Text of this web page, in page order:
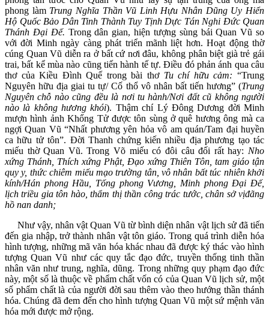
phong làm Trung Nghĩa Thần Vũ Linh Hựu Nhân Dũng Uy Hiển
Hộ Quốc Bảo Dân Tinh Thành Tuy Tịnh Dực Tán Nghi Đức Quan
Thánh Đại Đế. Trong dân gian, hiện tượng sùng bái Quan Vũ so
với đời Minh ngày càng phát triển mãnh liệt hơn. Hoạt động thờ
cúng Quan Vũ diễn ra ở bất cứ nơi đâu, không phân biệt già trẻ gái
trai, bất kể mùa nào cũng tiến hành tế tự. Điều đó phản ánh qua câu
thơ của Kiều Đình Quế trong bài thơ Tu chí hữu cảm: “Trung
Nguyên hữu địa giai tu tự/ Cố thổ vô nhân bất tiến hương” (Trung
Nguyên chỗ nào cũng đều là nơi tu hành/Nơi đất cũ không người
nào là không hương khói). Thậm chí Lý Đông Dương đời Minh
mượn hình ảnh Khổng Tử được tôn sùng ở quê hương ông mà ca
ngợi Quan Vũ “Nhất phương yên hỏa vô am quán/Tam đại huyền
ca hữu tử tôn”. Đời Thanh chứng kiến nhiều địa phương tạo tác
miếu thờ Quan Vũ. Trong Võ miếu có đôi câu đối rất hay: Nho
xứng Thánh, Thích xứng Phật, Đạo xứng Thiên Tôn, tam giáo tận
quy y, thức chiêm miếu mạo trường tân, vô nhân bất túc nhiên khởi
kính/Hán phong Hầu, Tống phong Vương, Minh phong Đại Đế,
lịch triều gia tôn hào, thẩm thị thần công trác tước, chân sở vịđãng
hồ nan danh;
Như vậy, nhân vật Quan Vũ từ bình diện nhân vật lịch sử đã tiến
đến gia nhập, trở thành nhân vật tôn giáo. Trong quá trình diễn hóa
hình tượng, những mã văn hóa khác nhau đã được ký thác vào hình
tượng Quan Vũ như các quy tắc đạo đức, truyền thống tinh thần
nhân văn như trung, nghĩa, dũng. Trong những quy phạm đạo đức
này, một số là thuộc về phẩm chất vốn có của Quan Vũ lịch sử, một
số phẩm chất là của người đời sau thêm vào theo hướng thần thánh
hóa. Chúng đã đem đến cho hình tượng Quan Vũ một sứ mệnh văn
hóa mới được mở rộng.